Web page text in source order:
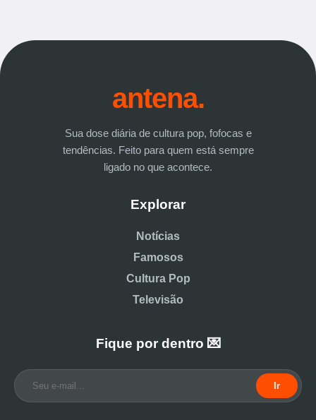
antena.
Sua dose diária de cultura pop, fofocas e
tendências. Feito para quem está sempre
ligado no que acontece.
Explorar
Notícias
Famosos
Cultura Pop
Televisão
Fique por dentro 💌
Ir